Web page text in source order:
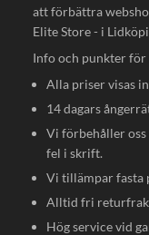
att förbättra
Elite Store - i
Info och punkter för
Alla priser visas
14 dagars
Vi förbehåller
fel i skrift.
Vi tillämpar fasta
Alltid fri
Hög service vid